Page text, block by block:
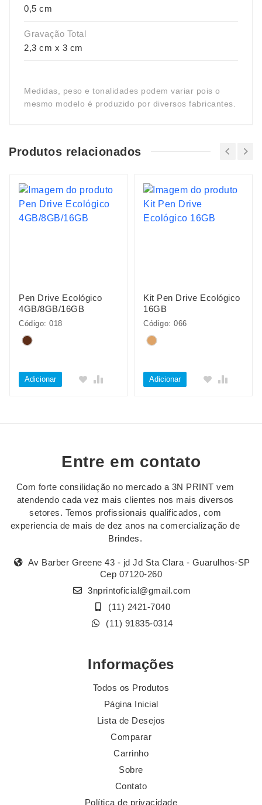
0,5 cm
Gravação Total
2,3 cm x 3 cm
Medidas, peso e tonalidades podem variar pois o
mesmo modelo é produzido por diversos fabricantes.
Produtos relacionados
Pen Drive Ecológico
4GB/8GB/16GB
Código: 018
Adicionar
Kit Pen Drive Ecológico
16GB
Código: 066
Adicionar
Entre em contato
Com forte consilidação no mercado a 3N PRINT vem
atendendo cada vez mais clientes nos mais diversos
setores. Temos profissionais qualificados, com
experiencia de mais de dez anos na comercialização de
Brindes.
Av Barber Greene 43 - jd Jd Sta Clara - Guarulhos-SP
Cep 07120-260
3nprintoficial@gmail.com
(11) 2421-7040
(11) 91835-0314
Informações
Todos os Produtos
Página Inicial
Lista de Desejos
Comparar
Carrinho
Sobre
Contato
Política de privacidade